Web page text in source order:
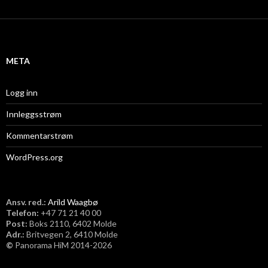
i
META
Logg inn
Innleggsstrøm
Kommentarstrøm
WordPress.org
Ansv. red.: Arild Waagbø
Telefon: ​+47 71 21 40 00
Post: Boks 2110, 6402 Molde
Adr.: Britvegen 2, 6410 Molde
© Panorama HiM 2014-2026